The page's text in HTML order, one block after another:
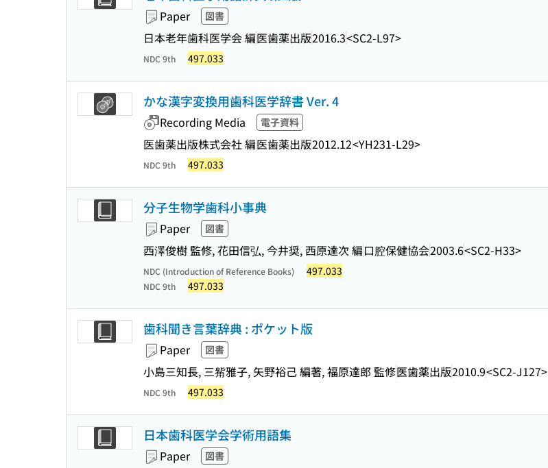
Paper 図書
日本老年歯科医学会 編医歯薬出版2016.3<SC2-L97>
NDC 9th 497.033
かな漢字変換用歯科医学辞書 Ver. 4
Recording Media 電子資料
医歯薬出版株式会社 編医歯薬出版2012.12<YH231-L29>
NDC 9th 497.033
分子生物学歯科小事典
Paper 図書
西澤俊樹 監修, 花田信弘, 今井奨, 西原達次 編口腔保健協会2003.6<SC2-H33>
NDC (Introduction of Reference Books) 497.033
NDC 9th 497.033
歯科聞き言葉辞典 : ポケット版
Paper 図書
小島三知長, 三觜雅子, 矢野裕己 編著, 福原達郎 監修医歯薬出版2010.9<SC2-J127>
NDC 9th 497.033
日本歯科医学会学術用語集
Paper 図書